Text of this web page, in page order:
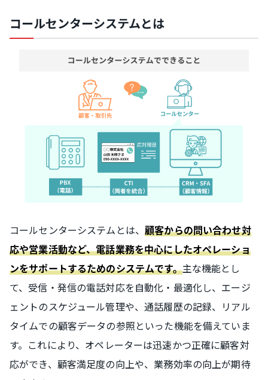
コールセンターシステムとは
コールセンターシステムとは、顧客からの問い合わせ対
応や営業活動など、電話業務を中心にしたオペレーショ
ンをサポートするためのシステムです。主な機能とし
て、受信・発信の電話対応を自動化・最適化し、エージ
ェントのスケジュール管理や、通話履歴の記録、リアル
タイムでの顧客データの参照といった機能を備えていま
す。これにより、オペレーターは迅速かつ正確に顧客対
応ができ、顧客満足度の向上や、業務効率の向上が期待